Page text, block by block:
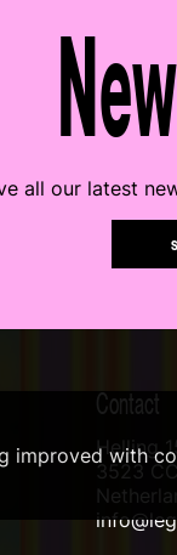
all our latest
Contact
Helling
3523
improved with